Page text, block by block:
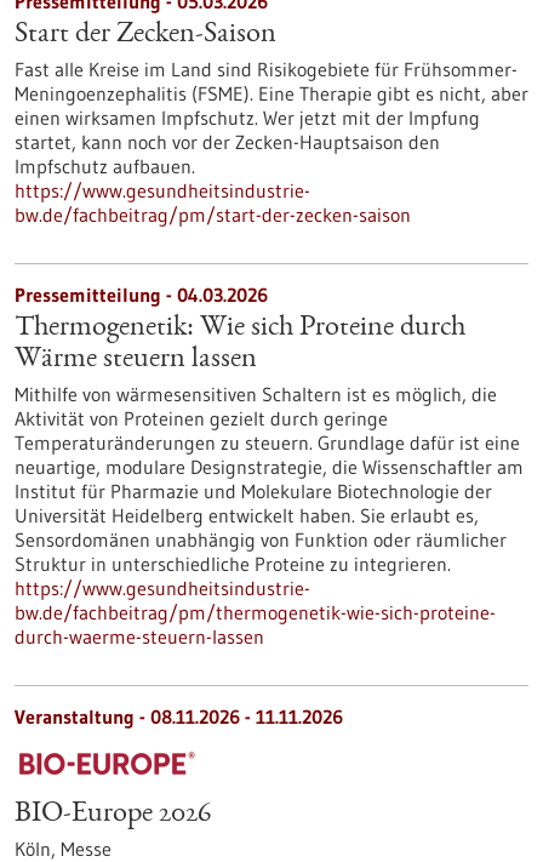
Start der Zecken-Saison
Fast alle Kreise im Land sind Risikogebiete für Frühsommer-
Meningoenzephalitis (FSME). Eine Therapie gibt es nicht, aber
einen wirksamen Impfschutz. Wer jetzt mit der Impfung
startet, kann noch vor der Zecken-Hauptsaison den
Impfschutz aufbauen.
https://www.gesundheitsindustrie-
bw.de/fachbeitrag/pm/start-der-zecken-saison
Pressemitteilung - 04.03.2026
Thermogenetik: Wie sich Proteine durch
Wärme steuern lassen
Mithilfe von wärmesensitiven Schaltern ist es möglich, die
Aktivität von Proteinen gezielt durch geringe
Temperaturänderungen zu steuern. Grundlage dafür ist eine
neuartige, modulare Designstrategie, die Wissenschaftler am
Institut für Pharmazie und Molekulare Biotechnologie der
Universität Heidelberg entwickelt haben. Sie erlaubt es,
Sensordomänen unabhängig von Funktion oder räumlicher
Struktur in unterschiedliche Proteine zu integrieren.
https://www.gesundheitsindustrie-
bw.de/fachbeitrag/pm/thermogenetik-wie-sich-proteine-
durch-waerme-steuern-lassen
Veranstaltung - 08.11.2026 - 11.11.2026
BIO-Europe 2026
Köln, Messe